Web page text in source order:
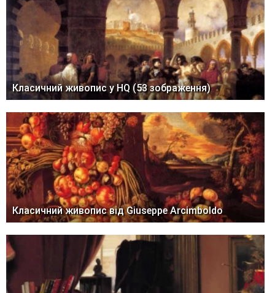
Класичний живопис у HQ (53 зображення)
Класичний живопис від Giuseppe Arcimboldo